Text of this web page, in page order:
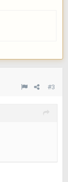
#3